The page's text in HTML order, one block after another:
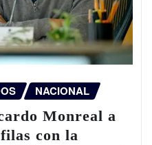
NACIONAL
Monreal a
con la